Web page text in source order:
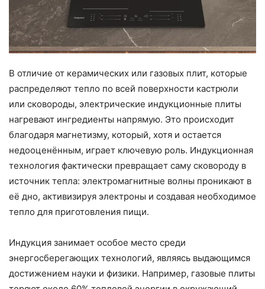
В отличие от керамических или газовых плит, которые
распределяют тепло по всей поверхности кастрюли
или сковороды, электрические индукционные плиты
нагревают ингредиенты напрямую. Это происходит
благодаря магнетизму, который, хотя и остается
недооценённым, играет ключевую роль. Индукционная
технология фактически превращает саму сковороду в
источник тепла: электромагнитные волны проникают в
её дно, активизируя электроны и создавая необходимое
тепло для приготовления пищи.
Индукция занимает особое место среди
энергосберегающих технологий, являясь выдающимся
достижением науки и физики. Например, газовые плиты